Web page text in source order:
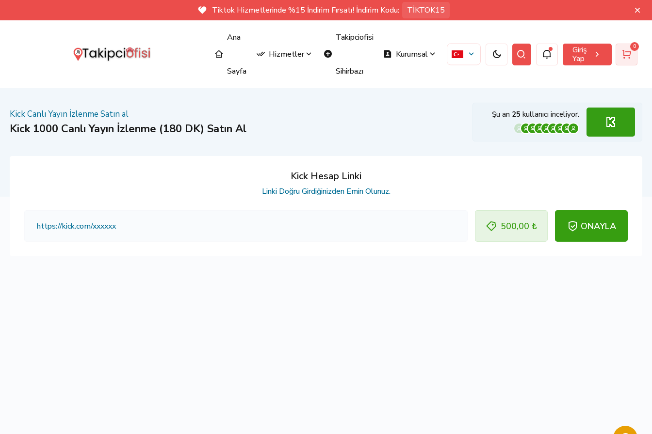
Tiktok Hizmetlerinde %15 İndirim Fırsatı! İndirim Kodu: TİKTOK15
Ana
Sayfa
Hizmetler
Takipciofisi
Sihirbazı
Kurumsal
Giriş
Yap
0
Kick Canlı Yayın İzlenme Satın al
Kick 1000 Canlı Yayın İzlenme (180 DK) Satın Al
Şu an 25 kullanıcı inceliyor.
Kick Hesap Linki
Linki Doğru Girdiğinizden Emin Olunuz.
500,00 ₺ ONAYLA